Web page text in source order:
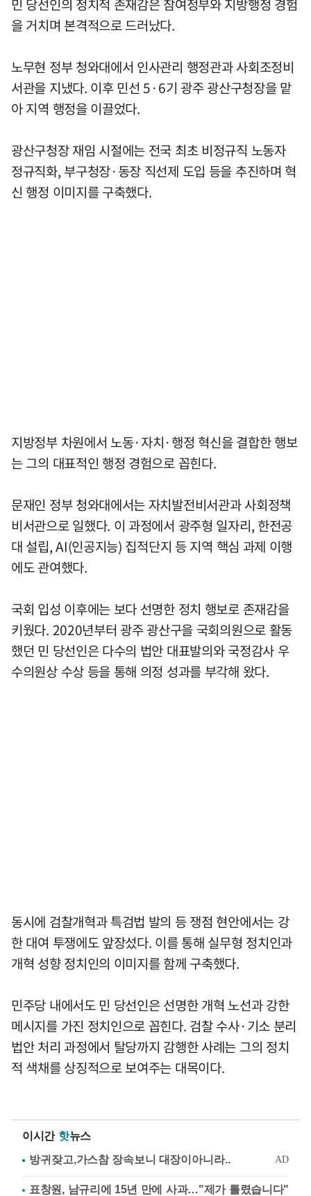
민 당선인의 정치적 존재감은 참여정부와 지방행정 경험
을 거치며 본격적으로 드러났다.
노무현 정부 청와대에서 인사관리 행정관과 사회조정비
서관을 지냈다. 이후 민선 5·6기 광주 광산구청장을 맡
아 지역 행정을 이끌었다.
광산구청장 재임 시절에는 전국 최초 비정규직 노동자
정규직화, 부구청장·동장 직선제 도입 등을 추진하며 혁
신 행정 이미지를 구축했다.
지방정부 차원에서 노동·자치·행정 혁신을 결합한 행보
는 그의 대표적인 행정 경험으로 꼽힌다.
문재인 정부 청와대에서는 자치발전비서관과 사회정책
비서관으로 일했다. 이 과정에서 광주형 일자리, 한전공
대 설립, AI(인공지능) 집적단지 등 지역 핵심 과제 이행
에도 관여했다.
국회 입성 이후에는 보다 선명한 정치 행보로 존재감을
키웠다. 2020년부터 광주 광산구을 국회의원으로 활동
했던 민 당선인은 다수의 법안 대표발의와 국정감사 우
수의원상 수상 등을 통해 의정 성과를 부각해 왔다.
동시에 검찰개혁과 특검법 발의 등 쟁점 현안에서는 강
한 대여 투쟁에도 앞장섰다. 이를 통해 실무형 정치인과
개혁 성향 정치인의 이미지를 함께 구축했다.
민주당 내에서도 민 당선인은 선명한 개혁 노선과 강한
메시지를 가진 정치인으로 꼽힌다. 검찰 수사·기소 분리
법안 처리 과정에서 탈당까지 감행한 사례는 그의 정치
적 색채를 상징적으로 보여주는 대목이다.
이시간 핫뉴스
표창원, 남규리에 15년 만에 사과…"제가 틀렸습니다"